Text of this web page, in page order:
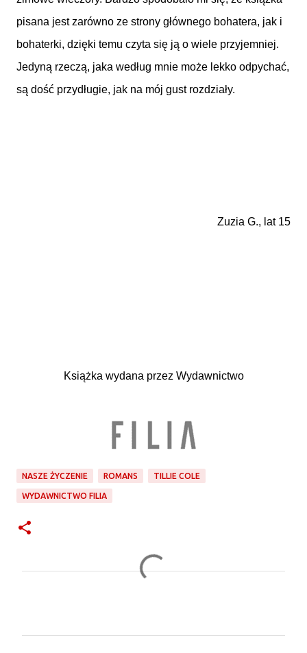
pisana jest zarówno ze strony głównego bohatera, jak i
bohaterki, dzięki temu czyta się ją o wiele przyjemniej.
Jedyną rzeczą, jaka według mnie może lekko odpychać,
są dość przydługie, jak na mój gust rozdziały.
Zuzia G., lat 15
Książka wydana przez Wydawnictwo
NASZE ŻYCZENIE ROMANS TILLIE COLE
WYDAWNICTWO FILIA